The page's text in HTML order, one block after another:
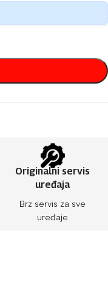
Originalni servis
uređaja
Brz servis za sve
uređaje